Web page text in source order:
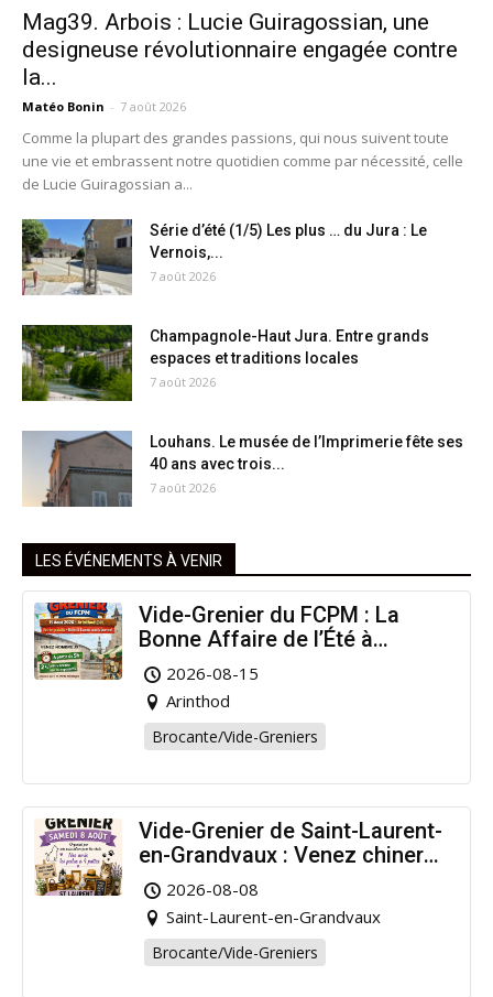
Mag39. Arbois : Lucie Guiragossian, une
designeuse révolutionnaire engagée contre
la...
Matéo Bonin - 7 août 2026
Comme la plupart des grandes passions, qui nous suivent toute
une vie et embrassent notre quotidien comme par nécessité, celle
de Lucie Guiragossian a...
Série d’été (1/5) Les plus … du Jura : Le
Vernois,...
7 août 2026
Champagnole-Haut Jura. Entre grands
espaces et traditions locales
7 août 2026
Louhans. Le musée de l’Imprimerie fête ses
40 ans avec trois...
7 août 2026
LES ÉVÉNEMENTS À VENIR
Vide-Grenier du FCPM : La
Bonne Affaire de l’Été à
Arinthod !
2026-08-15
Arinthod
Brocante/Vide-Greniers
Vide-Grenier de Saint-Laurent-
en-Grandvaux : Venez chiner
pour la bonne cause !
2026-08-08
Saint-Laurent-en-Grandvaux
Brocante/Vide-Greniers